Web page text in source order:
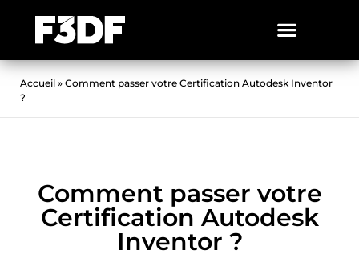
Accueil » Comment passer votre Certification Autodesk Inventor
?
Comment passer votre
Certification Autodesk
Inventor ?